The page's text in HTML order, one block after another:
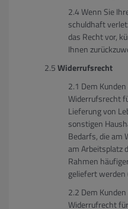
Wenn Sie
schuldhaft
das Recht vor,
Ihnen
Widerrufsrecht
Dem
Widerrufsrecht
Lieferung von
sonstigen
Bedarfs, die am
am Arbeitsplatz
Rahmen
geliefert werden
Dem
Widerrufrecht